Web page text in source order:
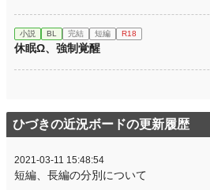
小説 BL 完結 短編 R18
休眠Ω、強制覚醒
ひづきの近況ボードの更新履歴
2021-03-11 15:48:54
短編、長編の分別について